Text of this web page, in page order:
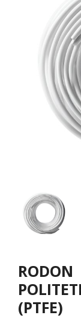
RODON
(PTFE)